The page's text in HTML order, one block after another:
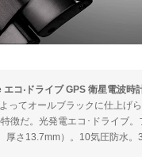
コ‧ドライブ GPS 衛星電波
ってオールブラックに仕上げ
徴だ。光発電エコ･ドライブ
厚さ13.7mm）。10気圧防水。